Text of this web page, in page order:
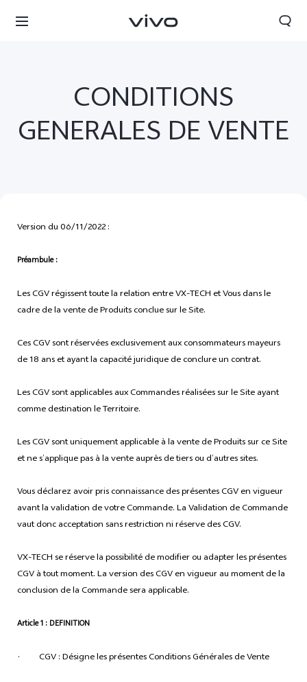
CONDITIONS
GENERALES DE VENTE
Version du 06/11/2022 :
Préambule :
Les CGV régissent toute la relation entre VX-TECH et Vous dans le
cadre de la vente de Produits conclue sur le Site.
Ces CGV sont réservées exclusivement aux consommateurs mayeurs
de 18 ans et ayant la capacité juridique de conclure un contrat.
Les CGV sont applicables aux Commandes réalisées sur le Site ayant
comme destination le Territoire.
Les CGV sont uniquement applicable à la vente de Produits sur ce Site
et ne s’applique pas à la vente auprès de tiers ou d’autres sites.
Vous déclarez avoir pris connaissance des présentes CGV en vigueur
avant la validation de votre Commande. La Validation de Commande
vaut donc acceptation sans restriction ni réserve des CGV.
VX-TECH se réserve la possibilité de modifier ou adapter les présentes
CGV à tout moment. La version des CGV en vigueur au moment de la
conclusion de la Commande sera applicable.
Article 1 : DEFINITION
· CGV : Désigne les présentes Conditions Générales de Vente